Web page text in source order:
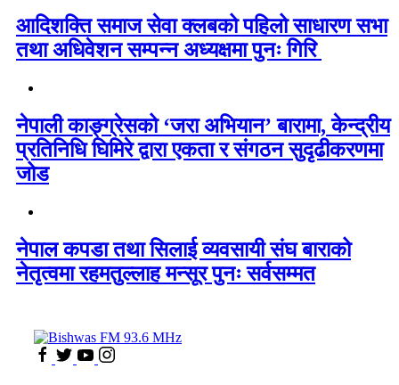
आदिशक्ति समाज सेवा क्लबको पहिलो साधारण सभा
तथा अधिवेशन सम्पन्न अध्यक्षमा पुनः गिरि
नेपाली काङ्ग्रेसको ‘जरा अभियान’ बारामा, केन्द्रीय
प्रतिनिधि घिमिरे द्वारा एकता र संगठन सुदृढीकरणमा
जोड
नेपाल कपडा तथा सिलाई व्यवसायी संघ बाराको
नेतृत्वमा रहमतुल्लाह मन्सूर पुनः सर्वसम्मत